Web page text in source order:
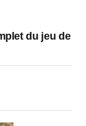
du jeu de